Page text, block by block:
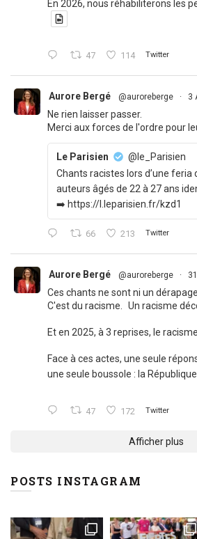
En 2026, nous réhabiliterons les
47 114 Twitter
Aurore Bergé @auroreberge · 3
Ne rien laisser passer.
Merci aux forces de l'ordre pour
Le Parisien
@le_Parisien
Chants racistes lors d’une feria
auteurs âgés de 22 à 27 ans
➡️ https://l.leparisien.fr/kzd1
66 213 Twitter
Aurore Bergé @auroreberge ·
Ces chants ne sont ni un
C'est du racisme. Un racisme
Et en 2025, à 3 reprises, le
Face à ces actes, une seule
une seule boussole : la
47 172 Twitter
Afficher plus
POSTS INSTAGRAM